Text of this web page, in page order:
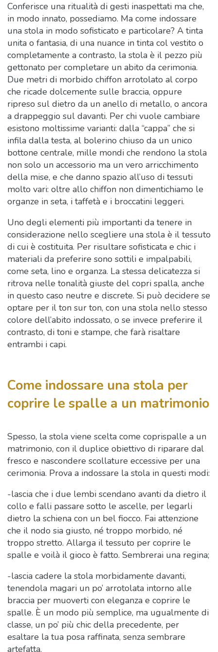
Conferisce una ritualità di gesti inaspettati ma che,
in modo innato, possediamo. Ma come indossare
una stola in modo sofisticato e particolare? A tinta
unita o fantasia, di una nuance in tinta col vestito o
completamente a contrasto, la stola è il pezzo più
gettonato per completare un abito da cerimonia.
Due metri di morbido chiffon arrotolato al corpo
che ricade dolcemente sulle braccia, oppure
ripreso sul dietro da un anello di metallo, o ancora
a drappeggio sul davanti. Per chi vuole cambiare
esistono moltissime varianti: dalla “cappa” che si
infila dalla testa, al bolerino chiuso da un unico
bottone centrale, mille mondi che rendono la stola
non solo un accessorio ma un vero arricchimento
della mise, e che danno spazio all’uso di tessuti
molto vari: oltre allo chiffon non dimentichiamo le
organze in seta, i taffetà e i broccatini leggeri.
Uno degli elementi più importanti da tenere in
considerazione nello scegliere una stola è il tessuto
di cui è costituita. Per risultare sofisticata e chic i
materiali da preferire sono sottili e impalpabili,
come seta, lino e organza. La stessa delicatezza si
ritrova nelle tonalità giuste del copri spalla, anche
in questo caso neutre e discrete. Si può decidere se
optare per il ton sur ton, con una stola nello stesso
colore dell’abito indossato, o se invece preferire il
contrasto, di toni e stampe, che farà risaltare
entrambi i capi.
Come indossare una stola per
coprire le spalle a un matrimonio
Spesso, la stola viene scelta come coprispalle a un
matrimonio, con il duplice obiettivo di riparare dal
fresco e nascondere scollature eccessive per una
cerimonia. Prova a indossare la stola in questi modi:
-lascia che i due lembi scendano avanti da dietro il
collo e falli passare sotto le ascelle, per legarli
dietro la schiena con un bel fiocco. Fai attenzione
che il nodo sia giusto, né troppo morbido, né
troppo stretto. Allarga il tessuto per coprire le
spalle e voilà il gioco è fatto. Sembrerai una regina;
-lascia cadere la stola morbidamente davanti,
tenendola magari un po’ arrotolata intorno alle
braccia per muoverti con eleganza e coprire le
spalle. È un modo più semplice, ma ugualmente di
classe, un po’ più chic della precedente, per
esaltare la tua posa raffinata, senza sembrare
artefatta.